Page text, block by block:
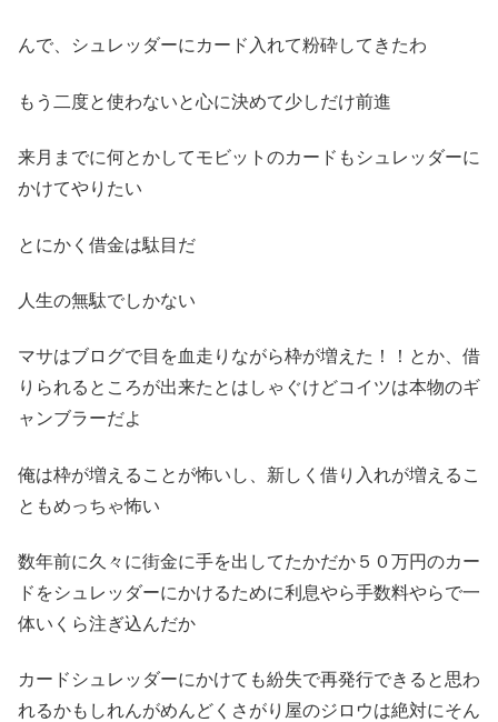
んで、シュレッダーにカード入れて粉砕してきたわ
もう二度と使わないと心に決めて少しだけ前進
来月までに何とかしてモビットのカードもシュレッダーに
かけてやりたい
とにかく借金は駄目だ
人生の無駄でしかない
マサはブログで目を血走りながら枠が増えた！！とか、借
りられるところが出来たとはしゃぐけどコイツは本物のギ
ャンブラーだよ
俺は枠が増えることが怖いし、新しく借り入れが増えるこ
ともめっちゃ怖い
数年前に久々に街金に手を出してたかだか５０万円のカー
ドをシュレッダーにかけるために利息やら手数料やらで一
体いくら注ぎ込んだか
カードシュレッダーにかけても紛失で再発行できると思わ
れるかもしれんがめんどくさがり屋のジロウは絶対にそん